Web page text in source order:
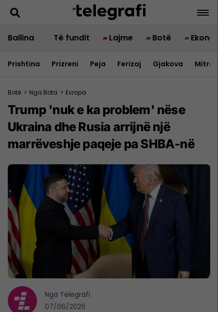
Ballina Të fundit Lajme Botë
Prishtina Prizreni Peja Ferizaj Gjakova
Botë > Nga Bota > Evropa
Trump 'nuk e ka problem' nëse
Ukraina dhe Rusia arrijnë një
marrëveshje paqeje pa SHBA-në
Nga Telegrafi
07/06/2026